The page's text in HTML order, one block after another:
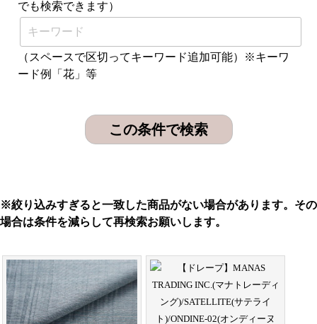
でも検索できます）
（スペースで区切ってキーワード追加可能）※キーワ
ード例「花」等
※絞り込みすぎると一致した商品がない場合があります。その
場合は条件を減らして再検索お願いします。